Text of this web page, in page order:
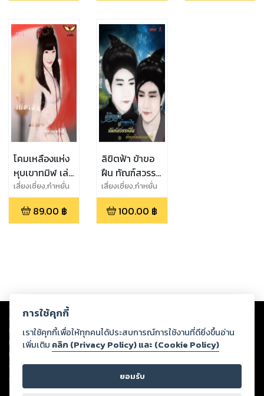
โคมเหลืองแห่ง
หุบเขาทมิฬ เล่ม
1
เสี่ยงเซี่ยง,ก๋าหยั่น
89.00 ฿
ลิขิตฟ้า ข้าขอ
ฝืน ทัณฑ์สวรรค์
อื่น ข้าพร้อม
แบกรับ
เสี่ยงเซี่ยง,ก๋าหยั่น
100.00 ฿
Copyright © 2026
ต่อผลงานหรือเนื้อหาใดที่อัปโหลดผ่านเว็บไซต์และปรากฏว่าละเมิดสิทธิใน
ทรัพย์สินทางปัญญาของบุคคลอื่นหรือขัดต่อกฎหมายและศีลธรรม ดังนั้น ผู้อ่าน
ทุกท่านโปรดใช้วิจารณญาณในการกลั่นกรองด้วยตนเอง และหากท่านพบว่าส่วน
หนึ่งส่วนใดขัดต่อกฎหมายและศีลธรรม กรุณาแจ้งมายังบริษัท เพื่อทีมงานจะได้
ดำเนินการในทันที ทั้งนี้ ทางสตอรี่ล็อกขอสงวนลิขสิทธิ์ตามพระราชบัญญัติ
ลิขสิทธิ์ พ.ศ. 2537 (ฉบับล่าสุด)
การใช้คุกกี้
เราใช้คุกกี้เพื่อให้ทุกคนได้ประสบการณ์การใช้งานที่ดียิ่งขึ้นอ่าน
เพิ่มเติม คลิก (Privacy Policy) และ (Cookie Policy)
ยอมรับ